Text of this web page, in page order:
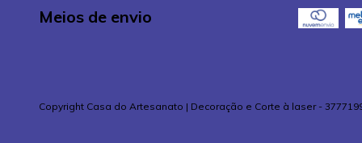
Meios de envio
Copyright Casa do Artesanato | Decoração e Corte à laser -